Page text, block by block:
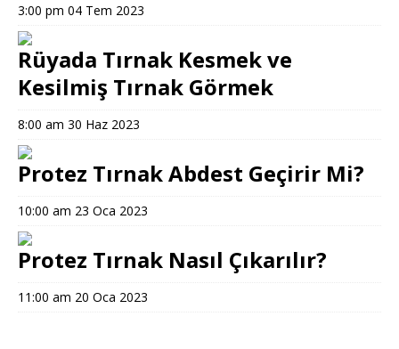
3:00 pm 04 Tem 2023
Rüyada Tırnak Kesmek ve
Kesilmiş Tırnak Görmek
8:00 am 30 Haz 2023
Protez Tırnak Abdest Geçirir Mi?
10:00 am 23 Oca 2023
Protez Tırnak Nasıl Çıkarılır?
11:00 am 20 Oca 2023